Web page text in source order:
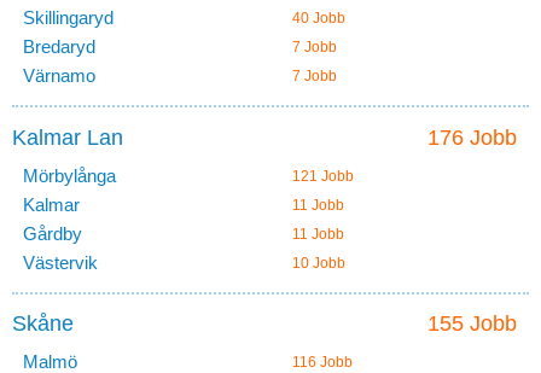
Skillingaryd 40 Jobb
Bredaryd 7 Jobb
Värnamo 7 Jobb
176 Jobb
Kalmar Lan
Mörbylånga 121 Jobb
Kalmar 11 Jobb
Gårdby 11 Jobb
Västervik 10 Jobb
155 Jobb
Skåne
Malmö 116 Jobb